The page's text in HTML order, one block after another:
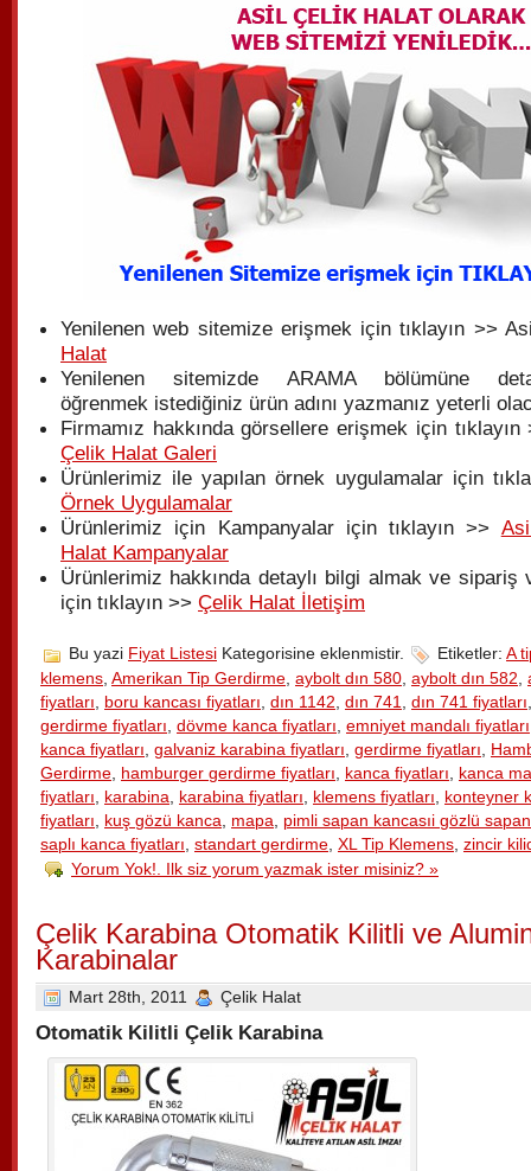
Yenilenen web sitemize erişmek için tıklayın >>
Halat
Yenilenen sitemizde ARAMA bölümüne
öğrenmek istediğiniz ürün adını yazmanız yeterli
Firmamız hakkında görsellere erişmek için tıklayın
Çelik Halat Galeri
Ürünlerimiz ile yapılan örnek uygulamalar için
Örnek Uygulamalar
Ürünlerimiz için Kampanyalar için tıklayın >>
Halat Kampanyalar
Ürünlerimiz hakkında detaylı bilgi almak ve sipariş
için tıklayın >> Çelik Halat İletişim
Bu yazi Fiyat Listesi Kategorisine eklenmistir. Etiketler: A
klemens Amerikan Tip Gerdirme aybolt dın 580 aybolt dın 582
fiyatları
boru kancası fiyatları dın 1142 dın 741 dın 741 fiyatları
gerdirme fiyatları dövme kanca fiyatları emniyet mandalı fiyatları
kanca fiyatları galvaniz karabina fiyatları gerdirme fiyatları
Gerdirme
hamburger gerdirme fiyatları kanca fiyatları
kanca
fiyatları
karabina karabina fiyatları klemens fiyatları
konteyner
fiyatları
kuş gözü kanca mapa
pimli sapan kancasıi gözlü
saplı kanca fiyatları standart gerdirme XL Tip Klemens zincir
Yorum Yok!. Ilk siz yorum yazmak ister misiniz? »
Çelik Karabina Otomatik Kilitli ve
Karabinalar
Mart 28th, 2011 Çelik Halat
Otomatik Kilitli Çelik Karabina